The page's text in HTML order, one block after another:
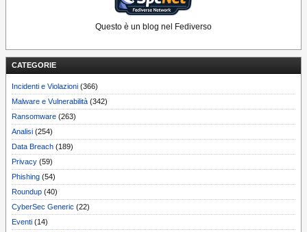
Questo è un blog nel Fediverso
CATEGORIE
Incidenti e Violazioni (366)
Malware e Vulnerabilità (342)
Ransomware (263)
Analisi (254)
Data Breach (189)
Privacy (59)
Phishing (54)
Roundup (40)
CyberSec Generic (22)
Eventi (14)